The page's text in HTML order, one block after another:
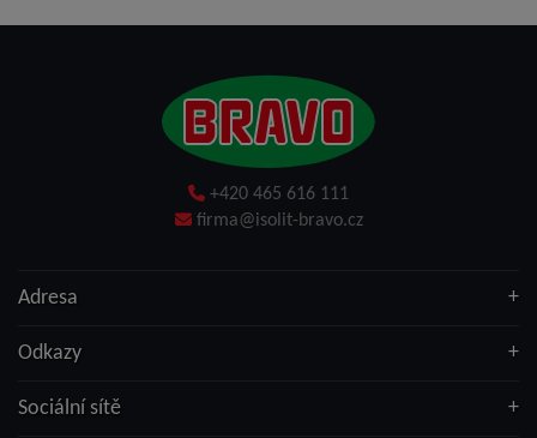
+420 465 616 111
firma@isolit-bravo.cz
Adresa
Odkazy
Sociální sítě